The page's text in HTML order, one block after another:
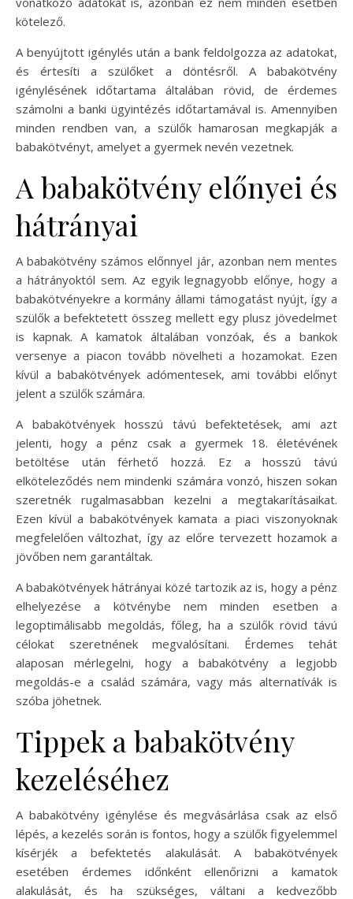
kötelező.
A benyújtott igénylés után a bank feldolgozza az adatokat,
és értesíti a szülőket a döntésről. A babakötvény
igénylésének időtartama általában rövid, de érdemes
számolni a banki ügyintézés időtartamával is. Amennyiben
minden rendben van, a szülők hamarosan megkapják a
babakötvényt, amelyet a gyermek nevén vezetnek.
A babakötvény előnyei és
hátrányai
A babakötvény számos előnnyel jár, azonban nem mentes
a hátrányoktól sem. Az egyik legnagyobb előnye, hogy a
babakötvényekre a kormány állami támogatást nyújt, így a
szülők a befektetett összeg mellett egy plusz jövedelmet
is kapnak. A kamatok általában vonzóak, és a bankok
versenye a piacon tovább növelheti a hozamokat. Ezen
kívül a babakötvények adómentesek, ami további előnyt
jelent a szülők számára.
A babakötvények hosszú távú befektetések, ami azt
jelenti, hogy a pénz csak a gyermek 18. életévének
betöltése után férhető hozzá. Ez a hosszú távú
elköteleződés nem mindenki számára vonzó, hiszen sokan
szeretnék rugalmasabban kezelni a megtakarításaikat.
Ezen kívül a babakötvények kamata a piaci viszonyoknak
megfelelően változhat, így az előre tervezett hozamok a
jövőben nem garantáltak.
A babakötvények hátrányai közé tartozik az is, hogy a pénz
elhelyezése a kötvénybe nem minden esetben a
legoptimálisabb megoldás, főleg, ha a szülők rövid távú
célokat szeretnének megvalósítani. Érdemes tehát
alaposan mérlegelni, hogy a babakötvény a legjobb
megoldás-e a család számára, vagy más alternatívák is
szóba jöhetnek.
Tippek a babakötvény
kezeléséhez
A babakötvény igénylése és megvásárlása csak az első
lépés, a kezelés során is fontos, hogy a szülők figyelemmel
kísérjék a befektetés alakulását. A babakötvények
esetében érdemes időnként ellenőrizni a kamatok
alakulását, és ha szükséges, váltani a kedvezőbb